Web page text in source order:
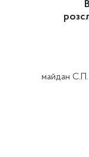
майдан